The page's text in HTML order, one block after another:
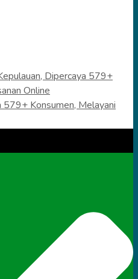
Dipercaya 579+
Online
579+ Konsumen, Melayani